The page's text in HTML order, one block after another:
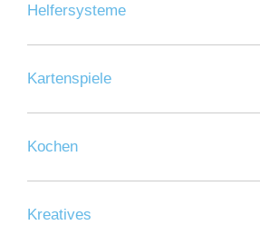
Helfersysteme
Kartenspiele
Kochen
Kreatives